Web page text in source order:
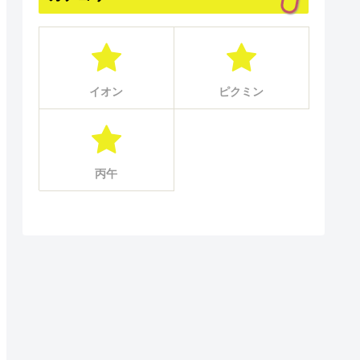
イオン ピクミン
丙午